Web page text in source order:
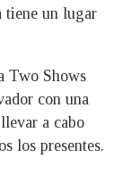
tiene un lugar
Two Shows
con una
a cabo
los presentes.